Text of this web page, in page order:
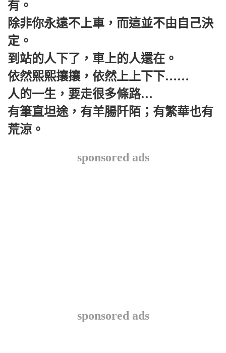
有。
除非你永遠不上車，而這並不由自己決
定。
到站的人下了，車上的人還在。
依然熙熙攘攘，依然上上下下……
人的一生，要走很多條路…
有筆直坦途，有羊腸阡陌；有繁華也有
荒涼。
sponsored ads
sponsored ads